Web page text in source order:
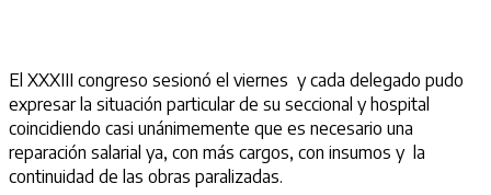
El XXXIII congreso sesionó el viernes y cada delegado pudo
expresar la situación particular de su seccional y hospital
coincidiendo casi unánimemente que es necesario una
reparación salarial ya, con más cargos, con insumos y la
continuidad de las obras paralizadas.